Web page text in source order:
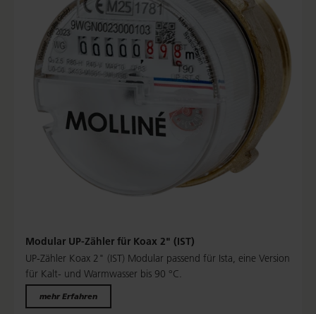
Modular UP-Zähler für Koax 2" (IST)
UP-Zähler Koax 2" (IST) Modular passend für Ista, eine Version
für Kalt- und Warmwasser bis 90 °C.
mehr Erfahren